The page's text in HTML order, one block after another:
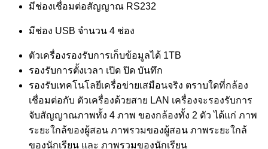
มีช่องเชื่อมต่อสัญญาณ RS232
มีช่อง USB จำนวน 4 ช่อง
ตัวเครื่องรองรับการเก็บข้อมูลได้ 1TB
รองรับการตั้งเวลา เปิด ปิด บันทึก
รองรับเทคโนโลยีเครื่อข่ายเสมือนจริง ตราบใดที่กล้อง
เชื่อมต่อกับ ตัวเครื่องด้วยสาย LAN เครื่องจะรองรับการ
จับสัญญาณภาพทั้ง 4 ภาพ ของกล้องทั้ง 2 ตัว ได้แก่ ภาพ
ระยะใกล้ของผู้สอน ภาพรวมของผู้สอน ภาพระยะใกล้
ของนักเรียน และ ภาพรวมของนักเรียน